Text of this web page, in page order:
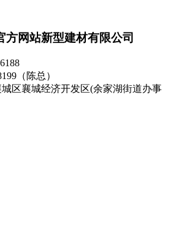
方网站新型建材有限公司
（陈总）
区襄城经济开发区(余家湖街道办事